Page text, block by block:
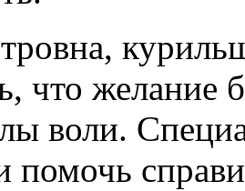
что желание
воли.
помочь